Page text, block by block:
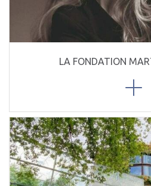
LA FONDATION